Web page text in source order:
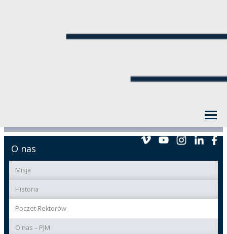
O nas
Misja
Historia
Poczet Rektorów
O nas – PJM